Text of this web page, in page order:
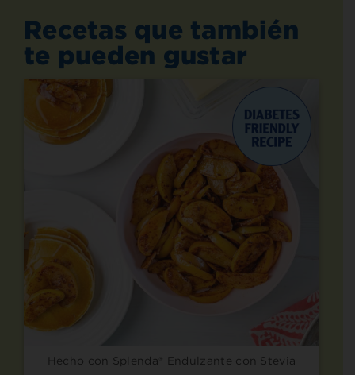
Recetas que también
te pueden gustar
Hecho con Splenda® Endulzante con Stevia